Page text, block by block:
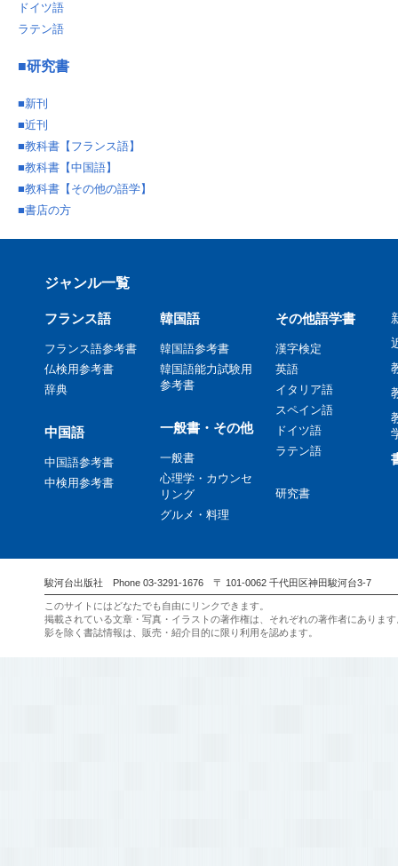
ドイツ語
ラテン語
■研究書
■新刊
■近刊
■教科書【フランス語】
■教科書【中国語】
■教科書【その他の語学】
■書店の方
ジャンル一覧
フランス語
フランス語参考書
仏検用参考書
辞典
中国語
中国語参考書
中検用参考書
韓国語
韓国語参考書
韓国語能力試験用
参考書
一般書・その他
一般書
心理学・カウンセ
リング
グルメ・料理
その他語学書
漢字検定
英語
イタリア語
スペイン語
ドイツ語
ラテン語
研究書
駿河台出版社 Phone 03-3291-1676 〒 101-0062 千代田区神田駿河台3-7
このサイトにはどなたでも自由にリンクできます。
掲載されている文章・写真・イラストの著作権は、それぞれの著作者にありま
影を除く書誌情報は、販売・紹介目的に限り利用を認めます。